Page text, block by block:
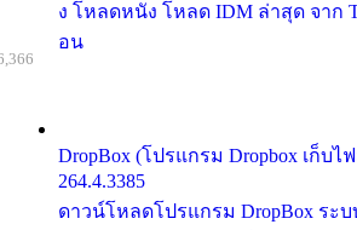
ง โหลดหนัง โหลด IDM ล่าสุด จาก
อน
DropBox (โปรแกรม Dropbox เก็บ
264.4.3385
ดาวน์โหลดโปรแกรม DropBox ระ